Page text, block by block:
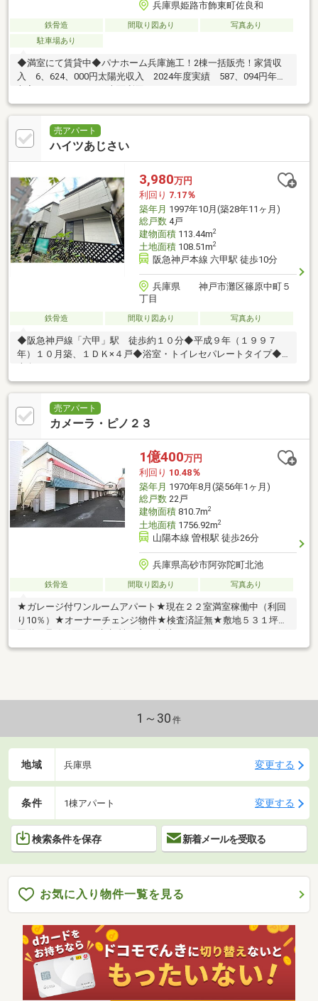
兵庫県姫路市飾東町佐良和
鉄骨造 間取り図あり
写真あり
駐車場あり
◆満室にて賃貸中◆パナホーム兵庫施工！2棟一括販売！家賃収
入 6、624、000円太陽光収入 2024年度実績 587、094円年間
売アパート
ハイツあじさい
3,980万円
利回り 7.17％
築年月 1997年10月(築28年11ヶ月)
総戸数4戸
建物面積113.44m2
土地面積108.51m2
阪急神戸本線 六甲駅 徒歩10分
兵庫県 神戸市灘区篠原中町５
丁目
鉄骨造 間取り図あり 写真あり
◆阪急神戸線「六甲」駅 徒歩約１０分◆平成９年（１９９７
年）１０月築、１ＤＫ×４戸◆浴室・トイレセパレートタイプ◆
売アパート
カメーラ・ピノ２３
1億400万円
利回り 10.48％
築年月 1970年8月(築56年1ヶ月)
総戸数22戸
建物面積810.7m2
土地面積1756.92m2
山陽本線 曽根駅 徒歩26分
兵庫県高砂市阿弥陀町北池
鉄骨造 間取り図あり 写真あり
★ガレージ付ワンルームアパート★現在２２室満室稼働中（利回
り10％）★オーナーチェンジ物件★検査済証無★敷地５３１坪★
1～30 件
地域 兵庫県 変更する
条件 1棟アパート 変更する
検索条件を保存 新着メールを受取る
お気に入り物件一覧を見る